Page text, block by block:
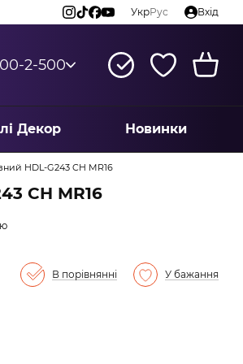
УкрРус Вхід
2-500
Декор Новинки
HDL-G243 CH MR16
CH MR16
В порівнянні У бажання